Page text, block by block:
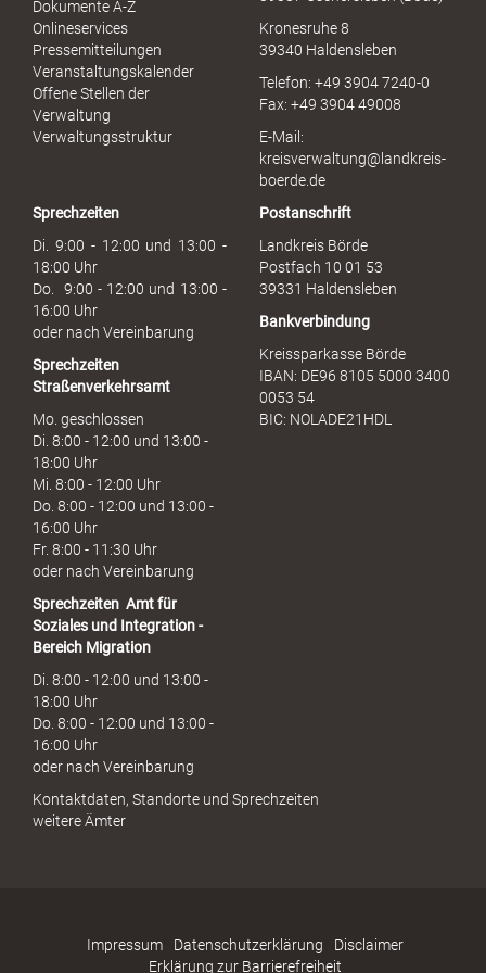
u
h
Dokumente A-Z
Onlineservices
Pressemitteilungen
Veranstaltungskalender
Offene Stellen der
Verwaltung
Verwaltungsstruktur
Kronesruhe 8
39340 Haldensleben
Telefon: +49 3904 7240-0
Fax: +49 3904 49008
E-Mail:
kreisverwaltung@landkreis-
boerde.de
Sprechzeiten
Di. 9:00 - 12:00 und 13:00 -
18:00 Uhr
Do. 9:00 - 12:00 und 13:00 -
16:00 Uhr
oder nach Vereinbarung
Sprechzeiten
Straßenverkehrsamt
Mo. geschlossen
Di. 8:00 - 12:00 und 13:00 -
18:00 Uhr
Mi. 8:00 - 12:00 Uhr
Do. 8:00 - 12:00 und 13:00 -
16:00 Uhr
Fr. 8:00 - 11:30 Uhr
oder nach Vereinbarung
Sprechzeiten Amt für
Soziales und Integration -
Bereich Migration
Di. 8:00 - 12:00 und 13:00 -
18:00 Uhr
Do. 8:00 - 12:00 und 13:00 -
16:00 Uhr
oder nach Vereinbarung
Postanschrift
Landkreis Börde
Postfach 10 01 53
39331 Haldensleben
Bankverbindung
Kreissparkasse Börde
IBAN: DE96 8105 5000 3400
0053 54
BIC: NOLADE21HDL
Kontaktdaten, Standorte und Sprechzeiten
weitere Ämter
Impressum Datenschutzerklärung
Disclaimer
Erklärung zur Barrierefreiheit